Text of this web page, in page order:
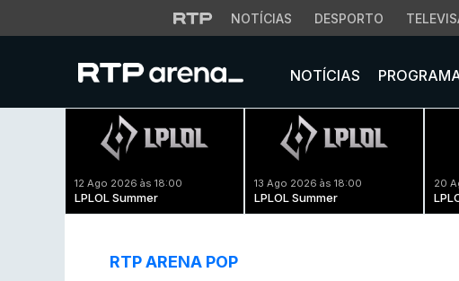
NOTÍCIAS DESPORTO
NOTÍCIAS
12 Ago 2026 às 18:00
LPLOL Summer
13 Ago 2026 às 18:00
LPLOL Summer
20
RTP ARENA POP